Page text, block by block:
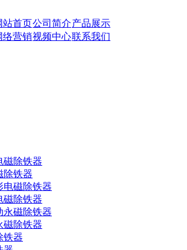
站首页公司简介产品展示
络营销视频中心联系我们
除铁器
磁除铁器
磁除铁器